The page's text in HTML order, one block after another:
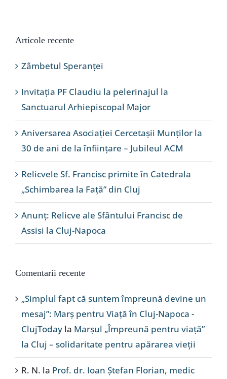
Articole recente
Zâmbetul Speranței
Invitația PF Claudiu la pelerinajul la
Sanctuarul Arhiepiscopal Major
Aniversarea Asociației Cercetașii Munților la
30 de ani de la înființare – Jubileul ACM
Relicvele Sf. Francisc primite în Catedrala
„Schimbarea la Față” din Cluj
Anunț: Relicve ale Sfântului Francisc de
Assisi la Cluj-Napoca
Comentarii recente
„Simplul fapt că suntem împreună devine un
mesaj”: Marș pentru Viață în Cluj-Napoca -
ClujToday la Marșul „Împreună pentru viață”
la Cluj – solidaritate pentru apărarea vieții
R. N. la Prof. dr. Ioan Ștefan Florian, medic